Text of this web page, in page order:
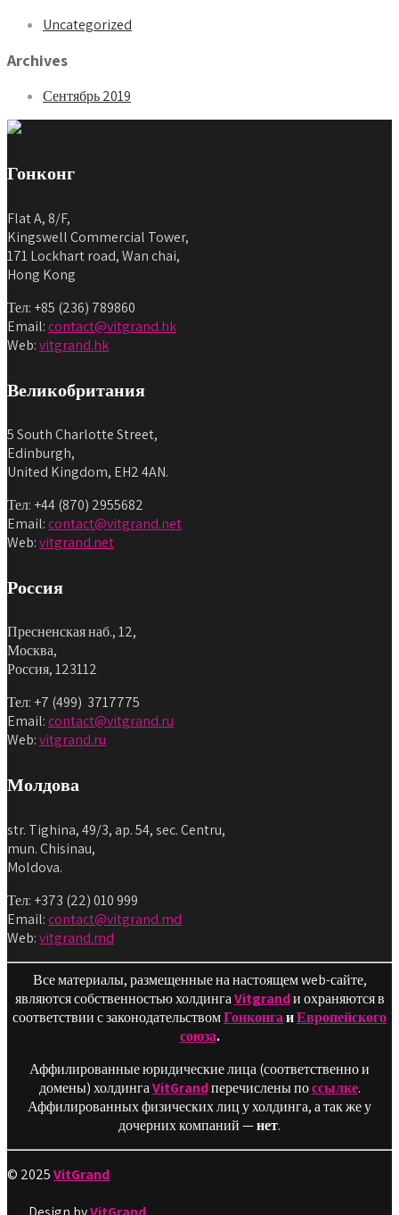
Uncategorized
Archives
Сентябрь 2019
Гонконг
Flat A, 8/F,
Kingswell Commercial Tower,
171 Lockhart road, Wan chai,
Hong Kong
Тел: +85 (236) 789860
Email:contact@vitgrand.hk
Web:vitgrand.hk
Великобритания
5 South Charlotte Street,
Edinburgh,
United Kingdom, EH2 4AN.
Тел: +44 (870) 2955682
Email:contact@vitgrand.net
Web:vitgrand.net
Россия
Пресненская наб., 12,
Москва,
Россия, 123112
Тел: +7 (499) 3717775
Email:contact@vitgrand.ru
Web:vitgrand.ru
Молдова
str. Tighina, 49/3, ap. 54, sec. Centru,
mun. Chisinau,
Moldova.
Тел: +373 (22) 010 999
Email:contact@vitgrand.md
Web:vitgrand.md
Все материалы, размещенные на настоящем web-сайте,
являются собственностью холдингаVitgrandи охраняются в
соответствии с законодательствомГонконгаиЕвропейского
союза.
Аффилированные юридические лица (соответственно и
домены) холдингаVitGrandперечислены поссылке.
Аффилированных физических лиц у холдинга, а так же у
дочерних компаний —нет.
© 2025VitGrand